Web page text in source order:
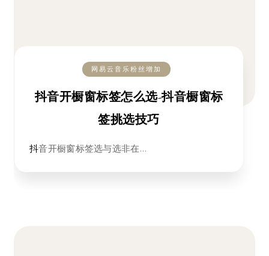
网易云音乐粉丝增加
抖音开橱窗标签怎么选-抖音橱窗标
签挑选技巧
抖音开橱窗标签选与选非在…